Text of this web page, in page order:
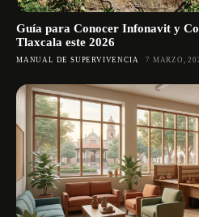
Guía para Conocer Infonavit y
Tlaxcala este 2026
MANUAL DE SUPERVIVENCIA 7 MARZO,